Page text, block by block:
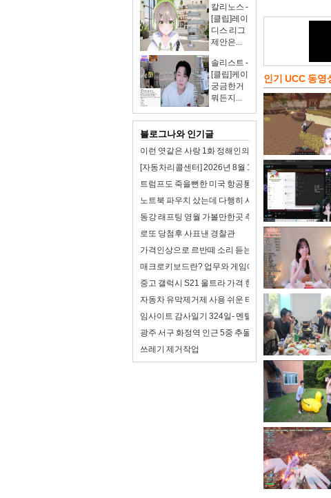
칼리노스 -
[클립]레이
디스 리그
제안은...
솔리스트 -
[클립]케이
궁금한거
뭐든지...
블로그나와 인기글
이런 엿같은 사랑 1화 정해인의 첫사랑 맑눈광 하영 누
[자동차리콜센터] 2026년 8월 1주차 자동차 리콜 및
트럼프도 죽을뻔한 미국 항공통제 시스템
노트북 파우치 샀는데 다행히 사이즈가 맞음
동강 래프팅 영월 가볼만한곳 추천
로또 당첨후 사표낸 경찰관
가격인상으로 르반떼 소리 듣는 아반떼 풀체인지 사
매크로키보드란? 업무와 게임에서 제대로 활용
중고 갤럭시 S21 울트라 가격 현재 평균 얼마나 될까
자동차 유막제거제 사용 쉬운 타입 추천
임사이트 감사일기 324일- 멘탈이 조금 좋아져서
광주 서구 화정역 인근 5중 추돌...사상자 6명
쓰레기 제거작업
인기 UCC 동영